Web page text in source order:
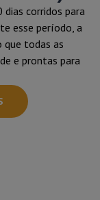
corridos para
esse período, a
que todas as
e prontas para